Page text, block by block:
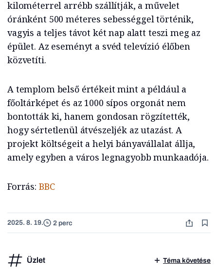
kilométerrel arrébb szállítják, a művelet
óránként 500 méteres sebességgel történik,
vagyis a teljes távot két nap alatt teszi meg az
épület. Az eseményt a svéd televízió élőben
közvetíti.
A templom belső értékeit mint a például a
főoltárképet és az 1000 sípos orgonát nem
bontották ki, hanem gondosan rögzítették,
hogy sértetlenül átvészeljék az utazást. A
projekt költségeit a helyi bányavállalat állja,
amely egyben a város legnagyobb munkaadója.
Forrás: BBC
2025. 8. 19. 2 perc
Üzlet Téma követése